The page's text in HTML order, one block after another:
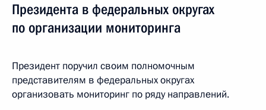
Президента в федеральных округах
по организации мониторинга
Президент поручил своим полномочным
представителям в федеральных округах
организовать мониторинг по ряду направлений.